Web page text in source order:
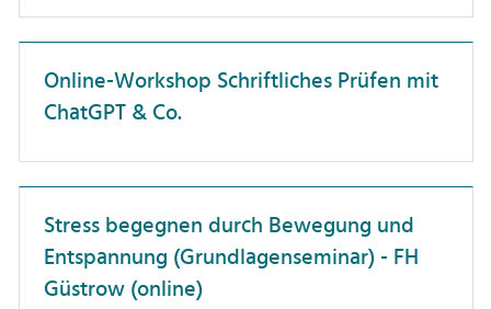
Hochschulorganisation
IT-Anwendungen
Interkulturelle Kompetenz
Karriereentwicklung
Künstliche Intelligenz
Patente & Schutzrechte
Online-Workshop Schriftliches Prüfen mit
ChatGPT & Co.
Stress begegnen durch Bewegung und
Entspannung (Grundlagenseminar) - FH
Güstrow (online)